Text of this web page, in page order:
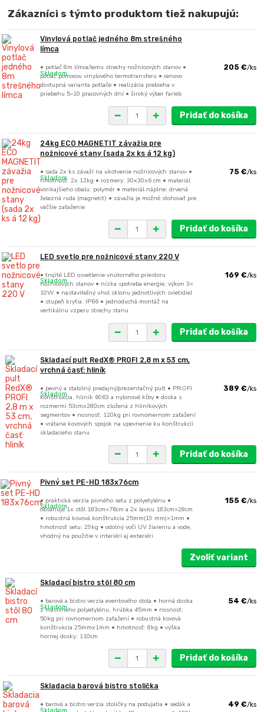
Zákazníci s týmto produktom tiež nakupujú:
Vinylová potlač jedného 8m strešného
límca
• potlač 8m límca/lemu strechy nožnicových stanov •
potlač pomocou vinylového termotransferu • cenovo
dostupná varianta potlače • realizácia prebieha v
priebehu 5–10 pracovných dní • široký výber farieb
205 €/ks
Skladom
Pridať do košíka
24kg ECO MAGNETIT závažia pre
nožnicové stany (sada 2x ks á 12 kg)
• sada 2x ks závaží na ukotvenie nožnicových stanov •
hmotnosť: 2x 12kg • rozmery: 30x30x6 cm • materiál
vonkajšieho obalu: polymér • materiál náplne: drvená
železná ruda (magnetit) • závažia je možné stohovať pre
väčšie zaťaženie
75 €/ks
Skladom
Pridať do košíka
LED svetlo pre nožnicové stany 220 V
• trojité LED osvetlenie vnútorného priestoru
nožnicových stanov • nízka spotreba energie, výkon 3×
10W • nastaviteľný uhol sklonu jednotlivých svietidiel
• stupeň krytia: IP66 • jednoduchá montáž na
vertikálnu vzperu strechy stanu
169 €/ks
Skladom
Pridať do košíka
Skladací pult RedX® PROFI 2,8 m x 53 cm,
vrchná časť: hliník
• pevný a stabilný predajný/prezentačný pult • PROFI
konštrukcia, hliník 6063 a nylonové kĺby • doska s
rozmermi 53cmx280cm zložená z hliníkových
segmentov • nosnosť: 120kg pri rovnomernom zaťažení
• vrátane kovových spojok na upevnenie ku konštrukcii
skladacieho stanu
389 €/ks
Skladom
Pridať do košíka
Pivný set PE-HD 183x76cm
• praktická verzia pivného setu z polyetylénu •
obsahuje 1x stôl 183cm×76cm a 2x lavicu 183cm×28cm
• robustná kovová konštrukcia 25mm(19 mm)×1mm •
hmotnosť setu: 29kg • odolný voči UV žiareniu a vode,
vhodný na použitie v interiéri aj exteriéri
155 €/ks
Skladom
Zvoliť variant
Skladací bistro stôl 80 cm
• barová a bistro verzia eventového stola • horná doska
z masívneho polyetylénu, hrúbka 45mm • nosnosť:
50kg pri rovnomernom zaťažení • robustná kovová
konštrukcia 25mmx1mm • hmotnosť: 8kg • výška
hornej dosky: 110cm
54 €/ks
Skladom
Pridať do košíka
Skladacia barová bistro stolička
• barová a bistro verzia stoličky na podujatia • sedák a
49 €/ks
Skladom